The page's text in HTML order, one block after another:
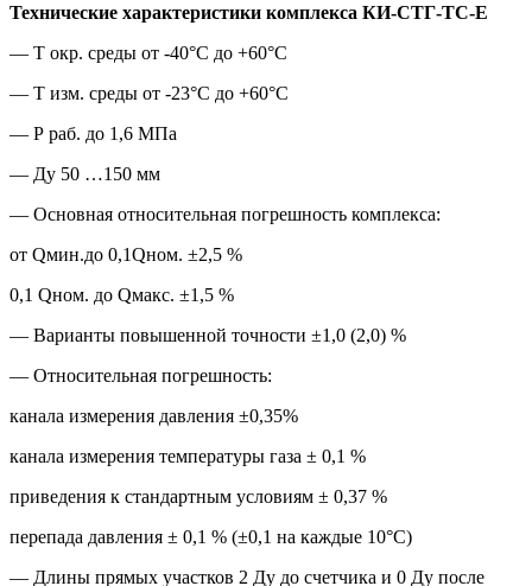
Технические характеристики комплекса КИ-СТГ-ТС-Е
— Т окр. среды от -40°С до +60°С
— Т изм. среды от -23°С до +60°С
— Р раб. до 1,6 МПа
— Ду 50 …150 мм
— Основная относительная погрешность комплекса:
от Qмин.до 0,1Qном. ±2,5 %
0,1 Qном. до Qмакс. ±1,5 %
— Варианты повышенной точности ±1,0 (2,0) %
— Относительная погрешность:
канала измерения давления ±0,35%
канала измерения температуры газа ± 0,1 %
приведения к стандартным условиям ± 0,37 %
перепада давления ± 0,1 % (±0,1 на каждые 10°С)
— Длины прямых участков 2 Ду до счетчика и 0 Ду после